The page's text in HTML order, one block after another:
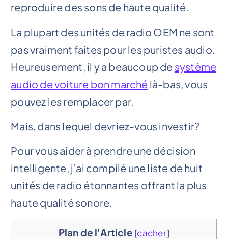
reproduire des sons de haute qualité.
La plupart des unités de radio OEM ne sont
pas vraiment faites pour les puristes audio.
Heureusement, il y a beaucoup de système
audio de voiture bon marché là-bas, vous
pouvez les remplacer par.
Mais, dans lequel devriez-vous investir?
Pour vous aider à prendre une décision
intelligente, j’ai compilé une liste de huit
unités de radio étonnantes offrant la plus
haute qualité sonore.
Plan de l'Article [cacher]